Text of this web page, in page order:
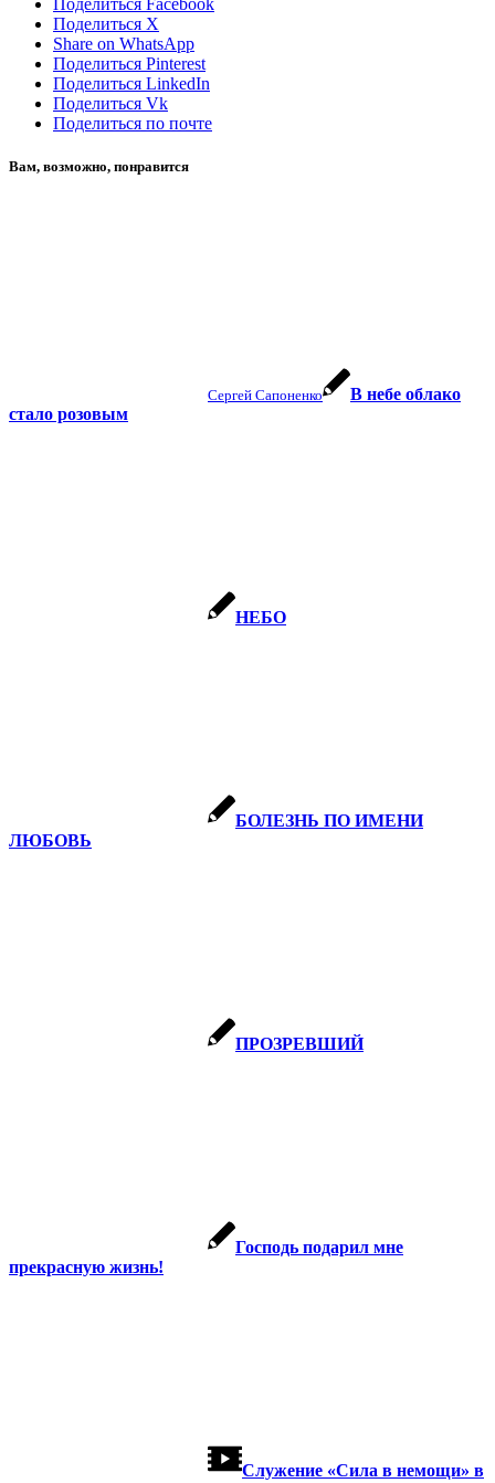
Поделиться Facebook
Поделиться X
Share on WhatsApp
Поделиться Pinterest
Поделиться LinkedIn
Поделиться Vk
Поделиться по почте
Вам, возможно, понравится
Сергей Сапоненко
В небе облако
стало розовым
НЕБО
БОЛЕЗНЬ ПО ИМЕНИ
ЛЮБОВЬ
ПРОЗРЕВШИЙ
Господь подарил мне
прекрасную жизнь!
Служение «Сила в немощи» в